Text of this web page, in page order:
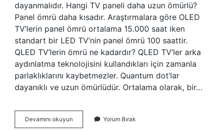
dayanmalıdır. Hangi TV paneli daha uzun ömürlü?
Panel ömrü daha kısadır. Araştırmalara göre OLED
TV’lerin panel ömrü ortalama 15.000 saat iken
standart bir LED TV’nin panel ömrü 100 saattir.
QLED TV’lerin ömrü ne kadardır? QLED TV’ler arka
aydınlatma teknolojisini kullandıkları için zamanla
parlaklıklarını kaybetmezler. Quantum dot’lar
dayanıklı ve uzun ömürlüdür. Ortalama olarak, bir…
Devamını okuyun
Uzun
Yorum Bırak